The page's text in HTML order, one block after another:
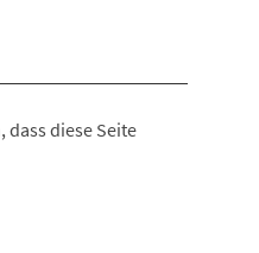
diese Seite